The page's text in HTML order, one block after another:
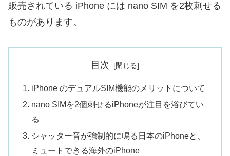
販売されている iPhone には nano SIM を2枚刺せる
ものがあります。
目次
iPhone のデュアルSIM機能のメリットについて
nano SIMを2個刺せるiPhoneが注目を浴びてい
る
シャッター音が強制的に鳴る日本のiPhoneと、
ミュートできる海外のiPhone